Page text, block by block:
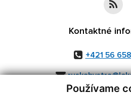
Používame
Kontaktné
+421 56